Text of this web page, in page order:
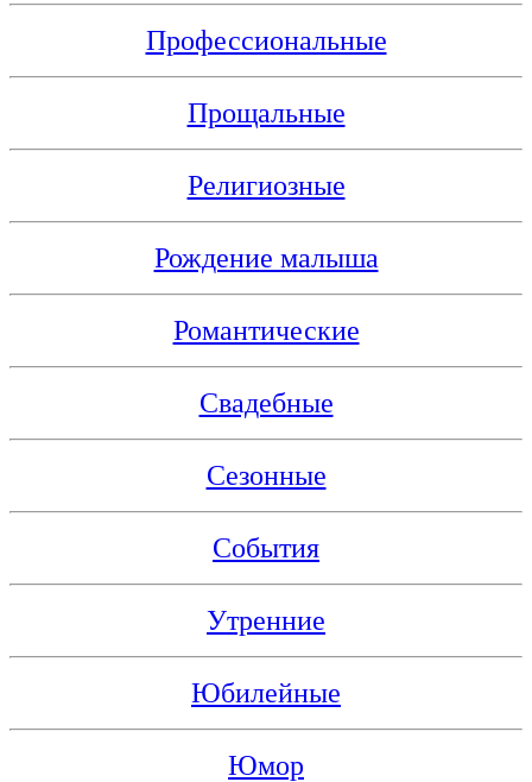
Профессиональные
Прощальные
Религиозные
Рождение малыша
Романтические
Свадебные
Сезонные
События
Утренние
Юбилейные
Юмор